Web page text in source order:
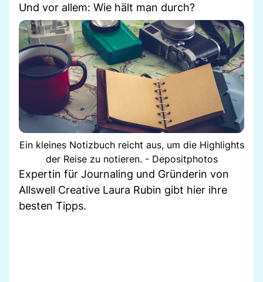
Und vor allem: Wie hält man durch?
Ein kleines Notizbuch reicht aus, um die Highlights
der Reise zu notieren. - Depositphotos
Expertin für Journaling und Gründerin von
Allswell Creative Laura Rubin gibt hier ihre
besten Tipps.